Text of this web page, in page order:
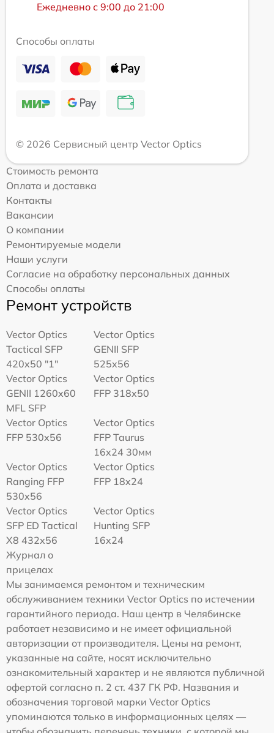
Ежедневно с 9:00 до 21:00
Способы оплаты
© 2026 Сервисный центр Vector Optics
Стоимость ремонта
Оплата и доставка
Контакты
Вакансии
О компании
Ремонтируемые модели
Наши услуги
Согласие на обработку персональных данных
Способы оплаты
Ремонт устройств
Vector Optics
Tactical SFP
420x50 "1"
Vector Optics
GENII SFP
525x56
Vector Optics
GENII 1260x60
MFL SFP
Vector Optics
FFP 318x50
Vector Optics
FFP 530x56
Vector Optics
FFP Taurus
16x24 30мм
Vector Optics
Ranging FFP
530x56
Vector Optics
FFP 18x24
Vector Optics
SFP ED Tactical
X8 432x56
Vector Optics
Hunting SFP
16x24
Журнал о
прицелах
Мы занимаемся ремонтом и техническим
обслуживанием техники Vector Optics по истечении
гарантийного периода. Наш центр в Челябинске
работает независимо и не имеет официальной
авторизации от производителя. Цены на ремонт,
указанные на сайте, носят исключительно
ознакомительный характер и не являются публичной
офертой согласно п. 2 ст. 437 ГК РФ. Названия и
обозначения торговой марки Vector Optics
упоминаются только в информационных целях —